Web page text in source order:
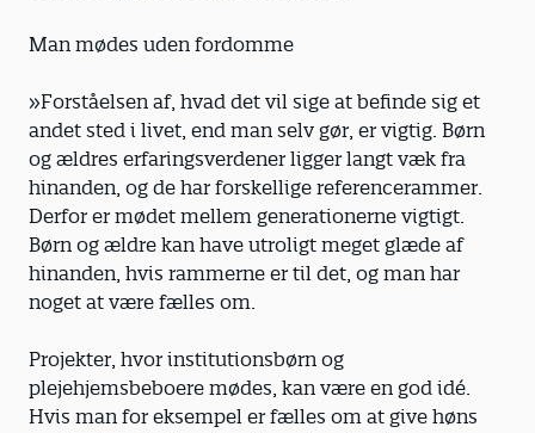
Man mødes uden fordomme
»Forståelsen af, hvad det vil sige at befinde sig et
andet sted i livet, end man selv gør, er vigtig. Børn
og ældres erfaringsverdener ligger langt væk fra
hinanden, og de har forskellige referencerammer.
Derfor er mødet mellem generationerne vigtigt.
Børn og ældre kan have utroligt meget glæde af
hinanden, hvis rammerne er til det, og man har
noget at være fælles om.
Projekter, hvor institutionsbørn og
plejehjemsbeboere mødes, kan være en god idé.
Hvis man for eksempel er fælles om at give høns